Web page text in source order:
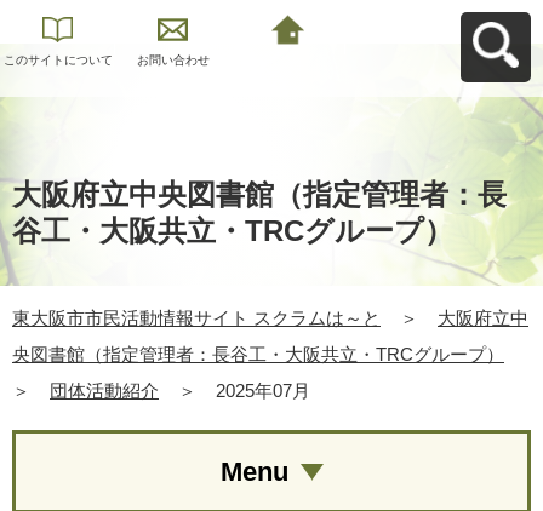
このサイトについて お問い合わせ
大阪府立中央図書館（指定管理者：長
谷工・大阪共立・TRCグループ）
東大阪市市民活動情報サイト スクラムは～と ＞
大阪府立中
央図書館（指定管理者：長谷工・大阪共立・TRCグループ）
＞
団体活動紹介 ＞ 2025年07月
Menu